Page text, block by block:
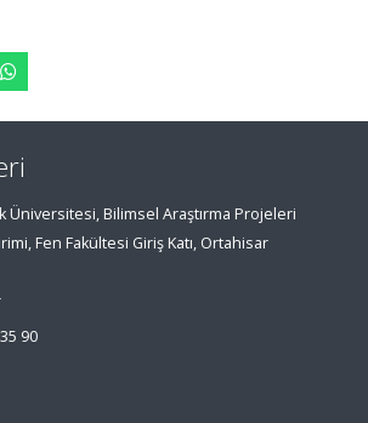
Üniversitesi, Bilimsel Araştırma Projeleri
Fen Fakültesi Giriş Katı, Ortahisar
90